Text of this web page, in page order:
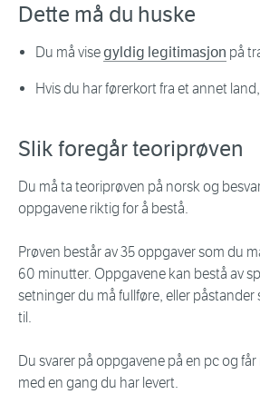
Dette må du huske
Du må visegyldig legitimasjon på
Hvis du har førerkort fra et annet
Slik foregår teoriprøven
Du må ta teoriprøven på norsk og
oppgavene riktig for å bestå.
Prøven består av 35 oppgaver som du
60 minutter. Oppgavene kan bestå av
setninger du må fullføre, eller påstander
til.
Du svarer på oppgavene på en pc og
med en gang du har levert.